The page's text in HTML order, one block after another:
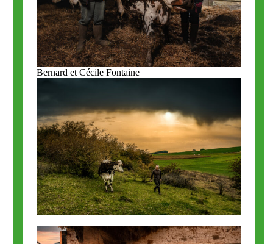
Bernard et Cécile Fontaine